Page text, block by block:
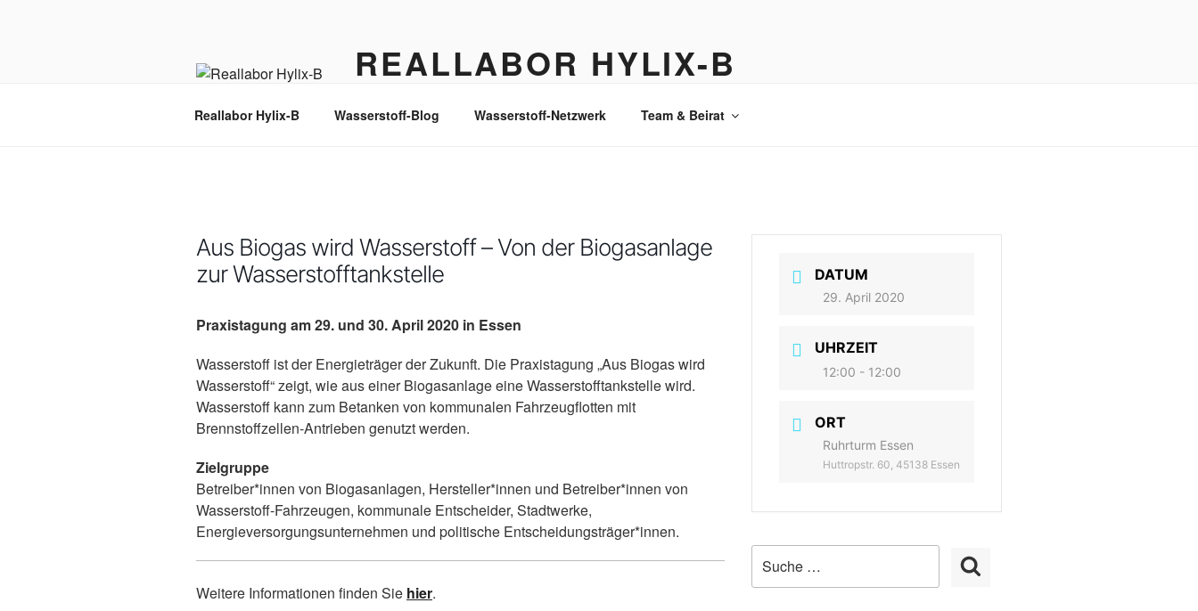
REALLABOR HYLIX-B
Reallabor Hylix-B Wasserstoff-Blog Wasserstoff-Netzwerk Team & Beirat
Aus Biogas wird Wasserstoff – Von der Biogasanlage
zur Wasserstofftankstelle
Praxistagung am 29. und 30. April 2020 in Essen
Wasserstoff ist der Energieträger der Zukunft. Die Praxistagung „Aus Biogas wird
Wasserstoff“ zeigt, wie aus einer Biogasanlage eine Wasserstofftankstelle wird.
Wasserstoff kann zum Betanken von kommunalen Fahrzeugflotten mit
Brennstoffzellen-Antrieben genutzt werden.
Zielgruppe
Betreiber*innen von Biogasanlagen, Hersteller*innen und Betreiber*innen von
Wasserstoff-Fahrzeugen, kommunale Entscheider, Stadtwerke,
Energieversorgungsunternehmen und politische Entscheidungsträger*innen.
Weitere Informationen finden Sie hier.
DATUM
29. April 2020
UHRZEIT
12:00 - 12:00
ORT
Ruhrturm Essen
Huttropstr. 60, 45138 Essen